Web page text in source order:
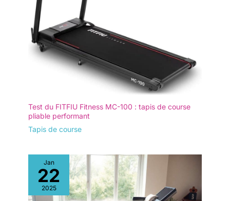
Test du FITFIU Fitness MC-100 : tapis de course
pliable performant
Tapis de course
Jan
22
2025